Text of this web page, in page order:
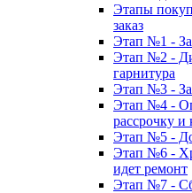
Этапы
заказ
Этап №1 -
Этап №2 -
гарнитура
Этап №3 -
Этап №4 -
рассрочку и
Этап №5 -
Этап №6 -
идет ремонт
Этап №7 -